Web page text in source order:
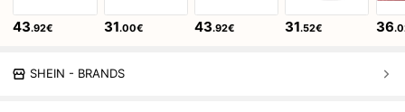
43.92€ 31.00€ 43.92€ 31.52€ 36
SHEIN - BRANDS